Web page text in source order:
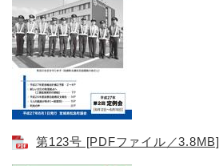
第123号​ [PDFファイル／3.8MB]